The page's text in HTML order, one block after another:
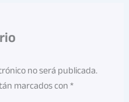
no será publicada.
marcados con*